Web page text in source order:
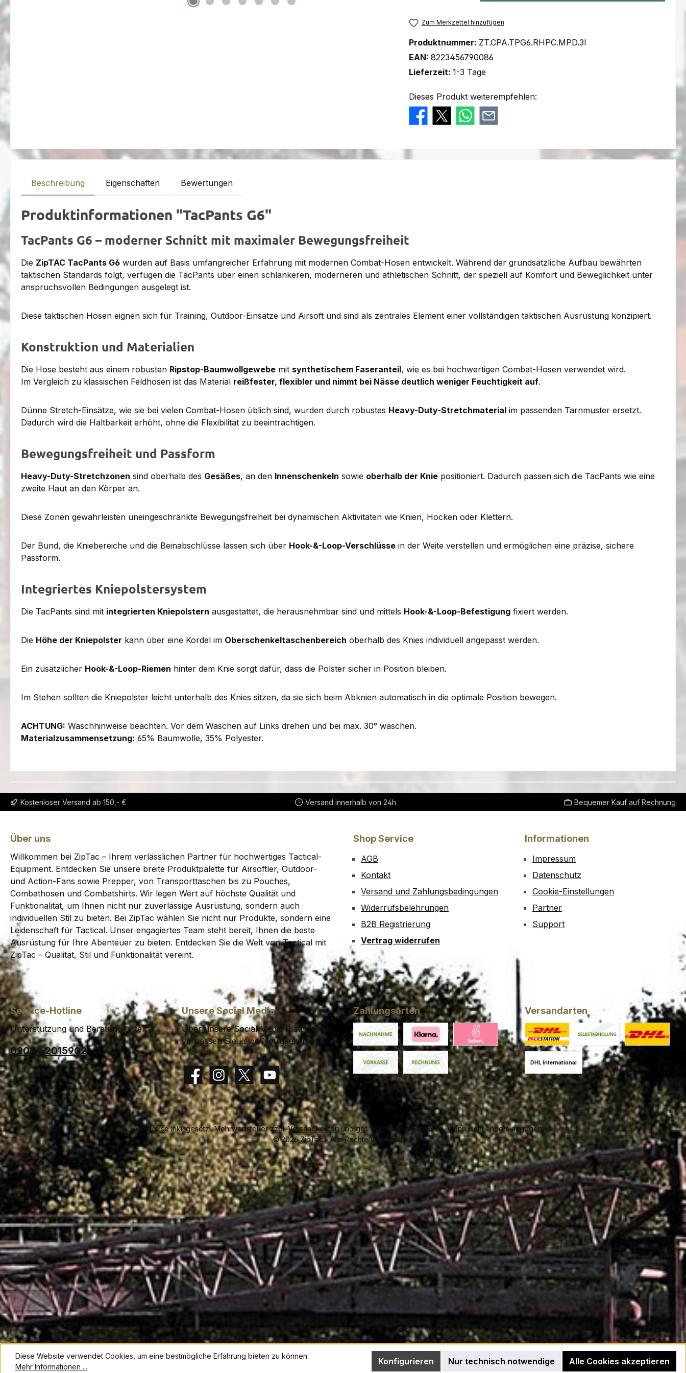
Zum Merkzettel hinzufügen
Produktnummer: ZT.CPA.TPG6.RHPC.MPD.3I
EAN: 8223456790086
Lieferzeit: 1-3 Tage
Dieses Produkt weiterempfehlen:
Beschreibung Eigenschaften Bewertungen
Produktinformationen "TacPants G6"
TacPants G6 – moderner Schnitt mit maximaler Bewegungsfreiheit
Die ZipTAC TacPants G6 wurden auf Basis umfangreicher Erfahrung mit modernen Combat-Hosen entwickelt. Während der grundsätzliche Aufbau bewährten
taktischen Standards folgt, verfügen die TacPants über einen schlankeren, moderneren und athletischen Schnitt, der speziell auf Komfort und Beweglichkeit unter
anspruchsvollen Bedingungen ausgelegt ist.
Diese taktischen Hosen eignen sich für Training, Outdoor-Einsätze und Airsoft und sind als zentrales Element einer vollständigen taktischen Ausrüstung konzipiert.
Konstruktion und Materialien
Die Hose besteht aus einem robusten Ripstop-Baumwollgewebe mit synthetischem Faseranteil, wie es bei hochwertigen Combat-Hosen verwendet wird.
Im Vergleich zu klassischen Feldhosen ist das Material reißfester, flexibler und nimmt bei Nässe deutlich weniger Feuchtigkeit auf.
Dünne Stretch-Einsätze, wie sie bei vielen Combat-Hosen üblich sind, wurden durch robustes Heavy-Duty-Stretchmaterial im passenden Tarnmuster ersetzt.
Dadurch wird die Haltbarkeit erhöht, ohne die Flexibilität zu beeinträchtigen.
Bewegungsfreiheit und Passform
Heavy-Duty-Stretchzonen sind oberhalb des Gesäßes, an den Innenschenkeln sowie oberhalb der Knie positioniert. Dadurch passen sich die TacPants wie eine
zweite Haut an den Körper an.
Diese Zonen gewährleisten uneingeschränkte Bewegungsfreiheit bei dynamischen Aktivitäten wie Knien, Hocken oder Klettern.
Der Bund, die Kniebereiche und die Beinabschlüsse lassen sich über Hook-&-Loop-Verschlüsse in der Weite verstellen und ermöglichen eine präzise, sichere
Passform.
Integriertes Kniepolstersystem
Die TacPants sind mit integrierten Kniepolstern ausgestattet, die herausnehmbar sind und mittels Hook-&-Loop-Befestigung fixiert werden.
Die Höhe der Kniepolster kann über eine Kordel im Oberschenkeltaschenbereich oberhalb des Knies individuell angepasst werden.
Ein zusätzlicher Hook-&-Loop-Riemen hinter dem Knie sorgt dafür, dass die Polster sicher in Position bleiben.
Im Stehen sollten die Kniepolster leicht unterhalb des Knies sitzen, da sie sich beim Abknien automatisch in die optimale Position bewegen.
ACHTUNG: Waschhinweise beachten. Vor dem Waschen auf Links drehen und bei max. 30° waschen.
Materialzusammensetzung: 65% Baumwolle, 35% Polyester.
Kostenloser Versand ab 150,- € Versand innerhalb von 24h Bequemer Kauf auf Rechnung
Über uns
Willkommen bei ZipTac – Ihrem verlässlichen Partner für hochwertiges Tactical-
Equipment. Entdecken Sie unsere breite Produktpalette für Airsoftler, Outdoor-
und Action-Fans sowie Prepper, von Transporttaschen bis zu Pouches,
Combathosen und Combatshirts. Wir legen Wert auf höchste Qualität und
Funktionalität, um Ihnen nicht nur zuverlässige Ausrüstung, sondern auch
individuellen Stil zu bieten. Bei ZipTac wählen Sie nicht nur Produkte, sondern eine
Leidenschaft für Tactical. Unser engagiertes Team steht bereit, Ihnen die beste
Ausrüstung für Ihre Abenteuer zu bieten. Entdecken Sie die Welt von Tactical mit
ZipTac – Qualität, Stil und Funktionalität vereint.
Shop Service
AGB
Kontakt
Versand und Zahlungsbedingungen
Widerrufsbelehrungen
B2B Registrierung
Vertrag widerrufen
Informationen
Impressum
Datenschutz
Cookie-Einstellungen
Partner
Support
Service-Hotline
Unterstützung und Beratung unter:
0208 62015902
Unsere Social Media
Über unsere Social Media Plattformen
verpassen Sie keine Neuigkeiten mehr.
FacebookInstagramX / TwitterYouTube
Zahlungsarten
Vorkasse
Nachnahme Klarna FinancingKlarna Pay Now
Rechnung
Versandarten
DHL
DHL International
Benutzerdefiniertes Bild 1Benutzerdefiniertes Bild 2
Alle Preise inkl. gesetzl. Mehrwertsteuer zzgl.Versandkostenund ggf. Nachnahmegebühren, wenn nicht anders angegeben.
© 2026 ZipTac - Alle Rechte vorbehalten.
Diese Website verwendet Cookies, um eine bestmögliche Erfahrung bieten zu können.
Mehr Informationen ...
Nur technisch notwendige
Konfigurieren Alle Cookies akzeptieren